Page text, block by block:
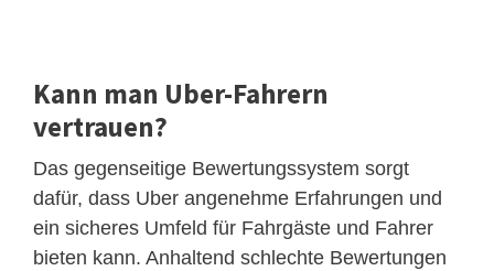
Kann man Uber-Fahrern
vertrauen?
Das gegenseitige Bewertungssystem sorgt
dafür, dass Uber angenehme Erfahrungen und
ein sicheres Umfeld für Fahrgäste und Fahrer
bieten kann. Anhaltend schlechte Bewertungen